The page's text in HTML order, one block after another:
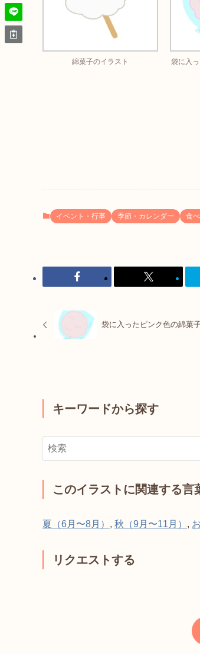
綿菓子のイラスト
袋に入
イベント・行事 季節・カレンダー 食
袋に入ったピンク色の綿菓
キーワードから探す
このイラストに関連する言
夏（6月〜8月） , 秋（9月〜11月） ,
リクエストする